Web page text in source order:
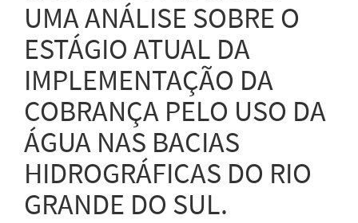
UMA ANÁLISE SOBRE O
ESTÁGIO ATUAL DA
IMPLEMENTAÇÃO DA
COBRANÇA PELO USO DA
ÁGUA NAS BACIAS
HIDROGRÁFICAS DO RIO
GRANDE DO SUL.